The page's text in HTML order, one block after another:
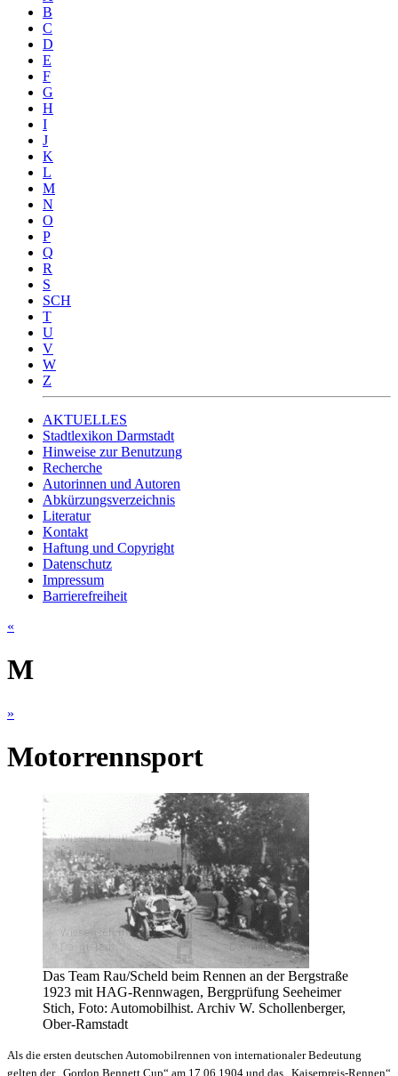
B
C
D
E
F
G
H
I
J
K
L
M
N
O
P
Q
R
S
SCH
T
U
V
W
Z
AKTUELLES
Stadtlexikon Darmstadt
Hinweise zur Benutzung
Recherche
Autorinnen und Autoren
Abkürzungsverzeichnis
Literatur
Kontakt
Haftung und Copyright
Datenschutz
Impressum
Barrierefreiheit
«
M
»
Motorrennsport
Das Team Rau/Scheld beim Rennen an der Bergstraße
1923 mit HAG-Rennwagen, Bergprüfung Seeheimer
Stich, Foto: Automobilhist. Archiv W. Schollenberger,
Ober-Ramstadt
Als die ersten deutschen Automobilrennen von internationaler Bedeutung
gelten der „Gordon Bennett Cup“ am 17.06.1904 und das „Kaiserpreis-Rennen“